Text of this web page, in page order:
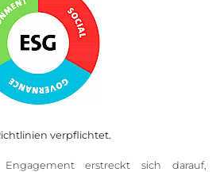
verpflichtet.
Engagement erstreckt sich darauf,